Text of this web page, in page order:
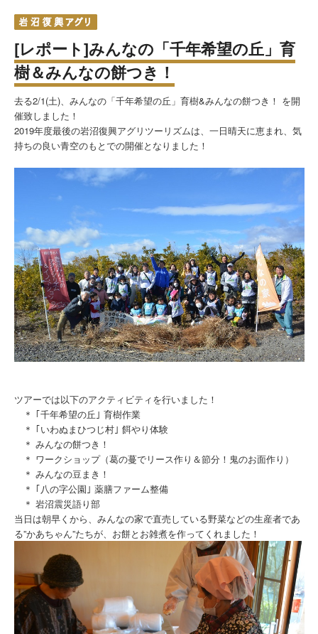
[レポート]みんなの「千年希望の丘」育
樹＆みんなの餅つき！
去る2/1(土)、みんなの「千年希望の丘」育樹&みんなの餅つき！ を開
催致しました！
2019年度最後の岩沼復興アグリツーリズムは、一日晴天に恵まれ、気
持ちの良い青空のもとでの開催となりました！
ツアーでは以下のアクティビティを行いました！
＊ ｢千年希望の丘｣ 育樹作業
＊ ｢いわぬまひつじ村｣ 餌やり体験
＊ みんなの餅つき！
＊ ワークショップ（葛の蔓でリース作り＆節分！鬼のお面作り）
＊ みんなの豆まき！
＊ ｢八の字公園｣ 薬膳ファーム整備
＊ 岩沼震災語り部
当日は朝早くから、みんなの家で直売している野菜などの生産者であ
る”かあちゃん”たちが、お餅とお雑煮を作ってくれました！